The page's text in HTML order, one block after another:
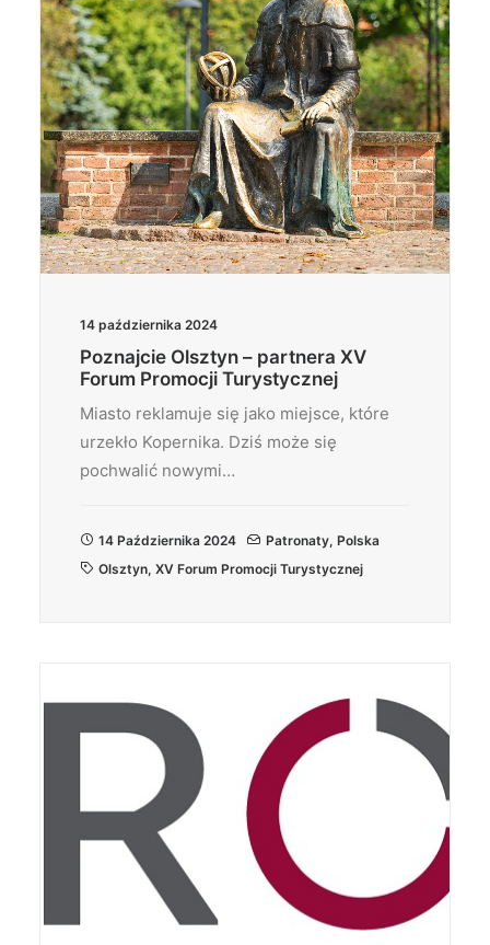
14 października 2024
Poznajcie Olsztyn – partnera XV
Forum Promocji Turystycznej
Miasto reklamuje się jako miejsce, które
urzekło Kopernika. Dziś może się
pochwalić nowymi…
14 Października 2024 Patronaty, Polska
Olsztyn, XV Forum Promocji Turystycznej